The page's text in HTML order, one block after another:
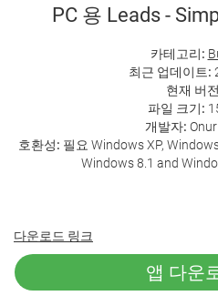
PC 용 Leads -
카테고리:
최근 업데이트:
현재 버
파일 크기:
개발자:
호환성: 필요 Windows XP,
Windows 8.1 and
다운로드 링크
앱 다운